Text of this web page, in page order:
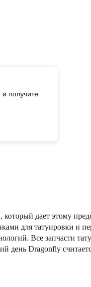
получите
дает этому
для татуировки и
Все запчасти
день Dragonfly